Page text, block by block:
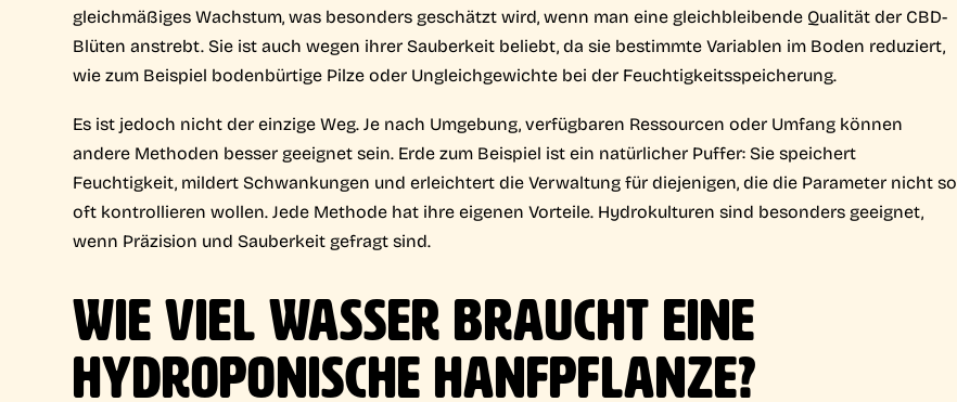
gleichmäßiges Wachstum, was besonders geschätzt wird, wenn man eine gleichbleibende Qualität der CBD-
Blüten anstrebt. Sie ist auch wegen ihrer Sauberkeit beliebt, da sie bestimmte Variablen im Boden reduziert,
wie zum Beispiel bodenbürtige Pilze oder Ungleichgewichte bei der Feuchtigkeitsspeicherung.
Es ist jedoch nicht der einzige Weg. Je nach Umgebung, verfügbaren Ressourcen oder Umfang können
andere Methoden besser geeignet sein. Erde zum Beispiel ist ein natürlicher Puffer: Sie speichert
Feuchtigkeit, mildert Schwankungen und erleichtert die Verwaltung für diejenigen, die die Parameter nicht so
oft kontrollieren wollen. Jede Methode hat ihre eigenen Vorteile. Hydrokulturen sind besonders geeignet,
wenn Präzision und Sauberkeit gefragt sind.
WIE VIEL WASSER BRAUCHT EINE
HYDROPONISCHE HANFPFLANZE?